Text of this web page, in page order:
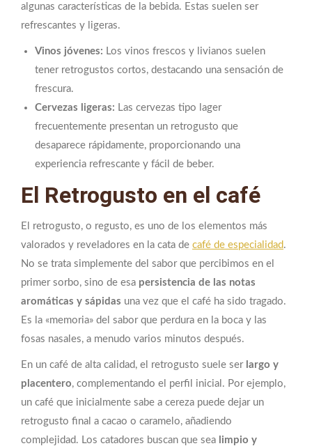
algunas características de la bebida. Estas suelen ser
refrescantes y ligeras.
Vinos jóvenes: Los vinos frescos y livianos suelen
tener retrogustos cortos, destacando una sensación de
frescura.
Cervezas ligeras: Las cervezas tipo lager
frecuentemente presentan un retrogusto que
desaparece rápidamente, proporcionando una
experiencia refrescante y fácil de beber.
El Retrogusto en el café
El retrogusto, o regusto, es uno de los elementos más
valorados y reveladores en la cata de café de especialidad .
No se trata simplemente del sabor que percibimos en el
primer sorbo, sino de esa persistencia de las notas
aromáticas y sápidas una vez que el café ha sido tragado.
Es la «memoria» del sabor que perdura en la boca y las
fosas nasales, a menudo varios minutos después.
En un café de alta calidad, el retrogusto suele ser largo y
placentero, complementando el perfil inicial. Por ejemplo,
un café que inicialmente sabe a cereza puede dejar un
retrogusto final a cacao o caramelo, añadiendo
complejidad. Los catadores buscan que sea limpio y